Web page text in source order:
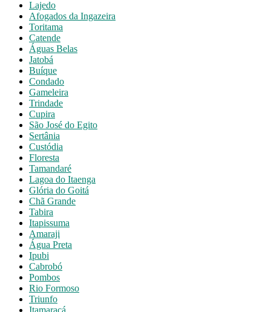
Lajedo
Afogados da Ingazeira
Toritama
Catende
Águas Belas
Jatobá
Buíque
Condado
Gameleira
Trindade
Cupira
São José do Egito
Sertânia
Custódia
Floresta
Tamandaré
Lagoa do Itaenga
Glória do Goitá
Chã Grande
Tabira
Itapissuma
Amaraji
Água Preta
Ipubi
Cabrobó
Pombos
Rio Formoso
Triunfo